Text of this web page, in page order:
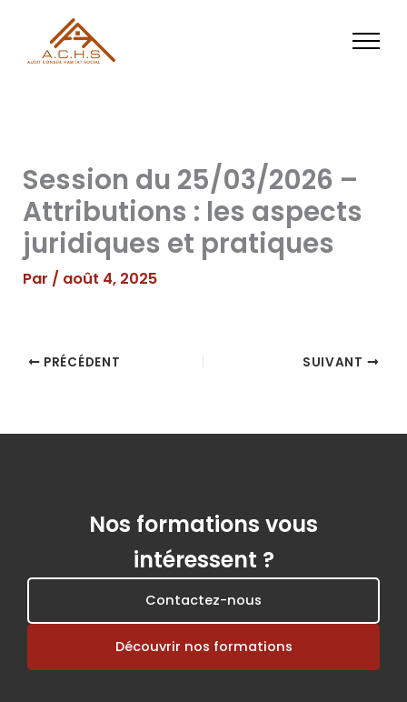
contenu
Session du 25/03/2026 –
Attributions : les aspects
juridiques et pratiques
Par / août 4, 2025
PRÉCÉDENT SUIVANT
Nos formations vous
intéressent ?
Contactez-nous
Découvrir nos formations